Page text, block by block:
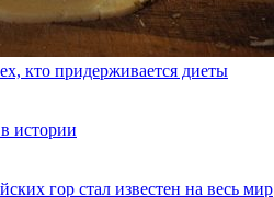
кто придерживается диеты
истории
гор стал известен на весь мир